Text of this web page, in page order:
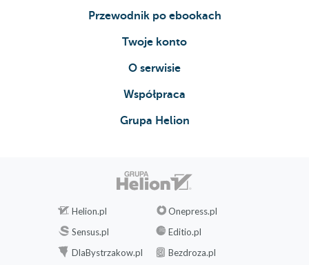
Przewodnik po ebookach
Twoje konto
O serwisie
Współpraca
Grupa Helion
Helion.pl
Onepress.pl
Sensus.pl
Editio.pl
DlaBystrzakow.pl
Bezdroza.pl